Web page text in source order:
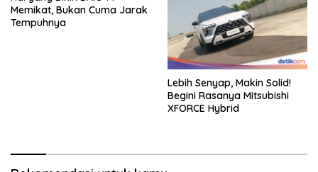
Memikat, Bukan Cuma Jarak
Tempuhnya
Lebih Senyap, Makin Solid!
Begini Rasanya Mitsubishi
XFORCE Hybrid